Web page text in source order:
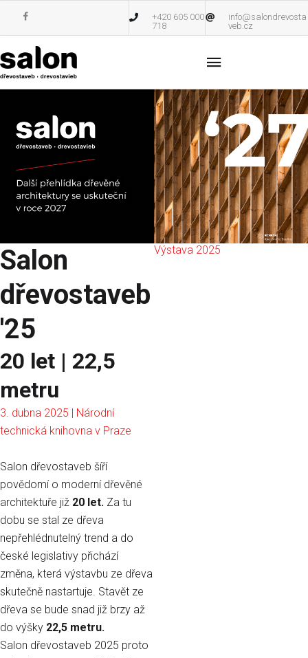
+420 605 000
718
info@salondrevosta
veb.cz
Salon
dřevostaveb
'25
20 let | 22,5
metru
3. dubna 2025 | Národní
technická knihovna v Praze
Salon dřevostaveb šíří
povědomí o moderní dřevěné
architektuře již 20 let. Za tu
dobu se stal ze dřeva
nepřehlédnutelný trend a do
české legislativy přichází
změna, která výstavbu ze dřeva
skutečně nastartuje. Stavět ze
dřeva se bude snad již brzy až
do výšky 22,5 metru.
Salon dřevostaveb 2025 proto
Výstava 2025